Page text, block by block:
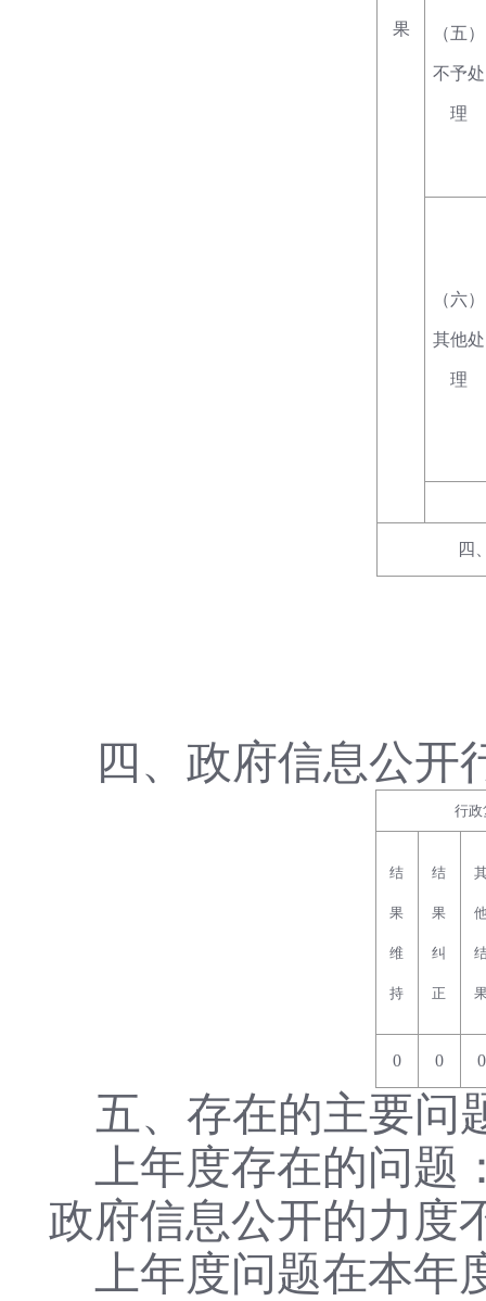
果 （五）
不予处
理
（六）
其他处
理
四
四、政府信息公开
行政
结
果
维
持
结
果
纠
正
0 0 0
五、存在的主要问
上年度存在的问题
政府信息公开的力度
上年度问题在本年